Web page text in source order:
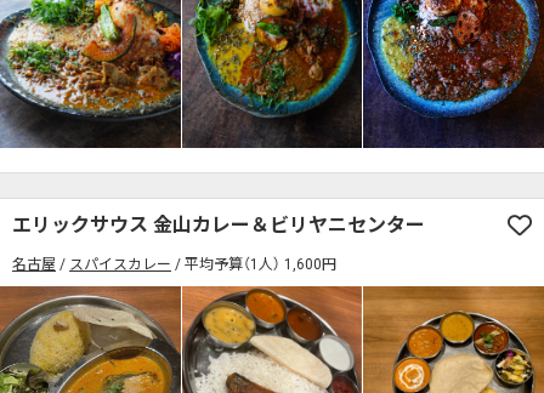
エリックサウス 金山カレー＆ビリヤニセンター
名古屋 スパイスカレー 平均予算（1人） 1,600円